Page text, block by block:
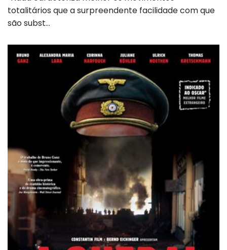
totalitários que a surpreendente facilidade com que
são subst…